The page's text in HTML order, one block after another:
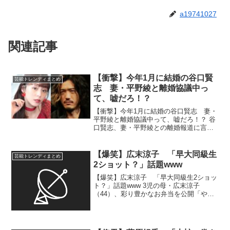
a19741027
関連記事
芸能トレンディまとめ
【衝撃】今年1月に結婚の谷口賢
志 妻・平野綾と離婚協議中っ
て、嘘だろ！？
【衝撃】今年1月に結婚の谷口賢志 妻・
平野綾と離婚協議中って、嘘だろ！？ 谷
口賢志、妻・平野綾との離婚報道に言
優、平野綾（36）の夫、谷口賢志（46）
が11日、自身のX...
芸能トレンディまとめ
【爆笑】広末涼子 「早大同級生
2ショット？」話題www
【爆笑】広末涼子 「早大同級生2ショッ
ト？」話題www 3児の母・広末涼子
（44）、彩り豊かなお弁当を公開「やば